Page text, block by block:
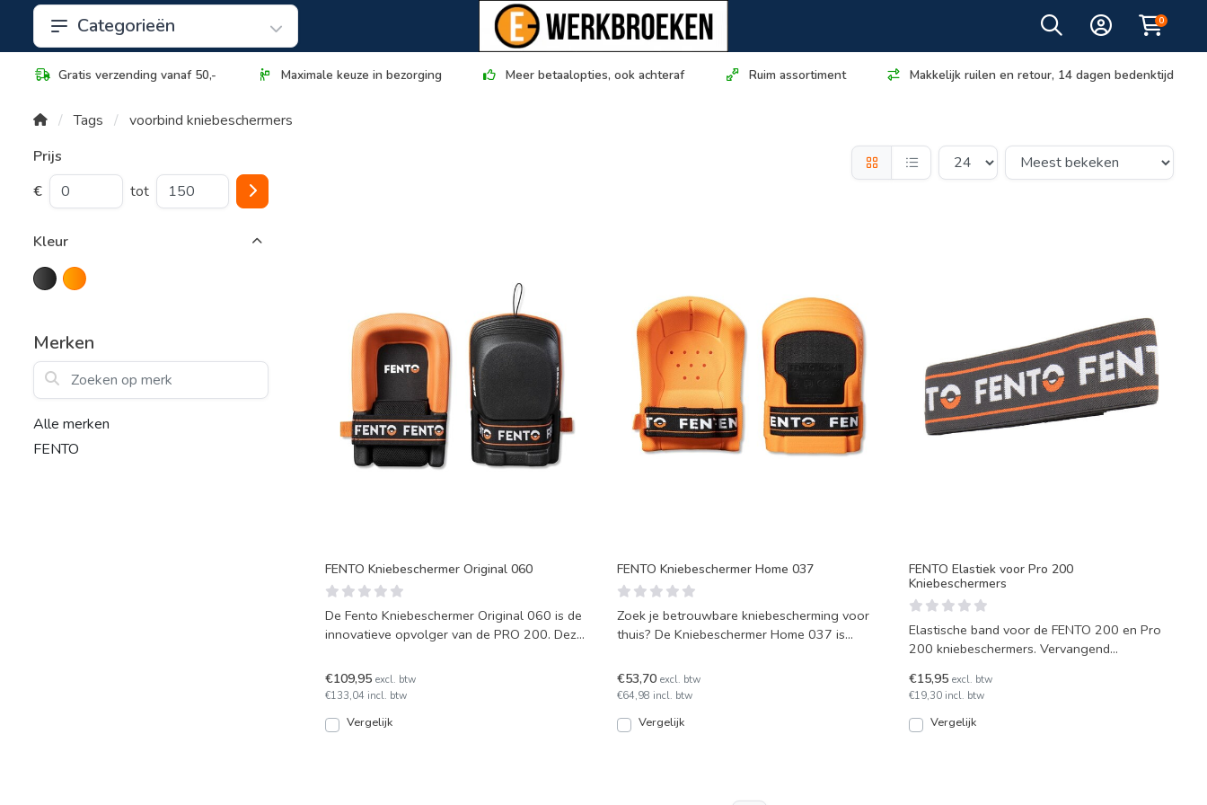
Categorieën 0
Gratis verzending vanaf 50,- Maximale keuze in bezorging Meer betaalopties, ook achteraf Ruim assortiment Makkelijk ruilen en retour, 14 dagen bedenktijd
Tags
voorbind kniebeschermers
Prijs
€
tot
Kleur
Merken
Zoeken op merk
Alle merken
FENTO
FENTO Kniebeschermer Original 060
De Fento Kniebeschermer Original 060 is de
innovatieve opvolger van de PRO 200. Deze
€109,95 excl. btw
€133,04 incl. btw
Vergelijk
FENTO Kniebeschermer Home 037
Zoek je betrouwbare kniebescherming voor
thuis? De Kniebeschermer Home 037 is
€53,70 excl. btw
€64,98 incl. btw
Vergelijk
FENTO Elastiek voor Pro 200
Kniebeschermers
Elastische band voor de FENTO 200 en Pro
200 kniebeschermers. Vervangend
€15,95 excl. btw
€19,30 incl. btw
Vergelijk